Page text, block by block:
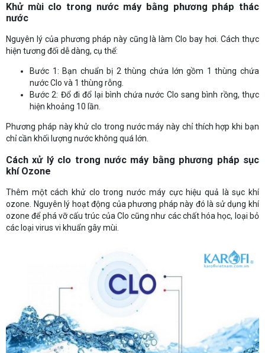
Khử mùi clo trong nước máy bằng phương pháp thác
nước
Nguyên lý của phương pháp này cũng là làm Clo bay hơi. Cách thực
hiện tương đối dễ dàng, cụ thể:
Bước 1: Bạn chuẩn bị 2 thùng chứa lớn gồm 1 thùng chứa
nước Clo và 1 thùng rỗng.
Bước 2: Đổ đi đổ lại bình chứa nước Clo sang bình rồng, thực
hiện khoảng 10 lần.
Phương pháp này khử clo trong nước máy này chỉ thích hợp khi bạn
chỉ cần khối lượng nước không quá lớn.
Cách xử lý clo trong nước máy bằng phương pháp sục
khí Ozone
Thêm một cách khử clo trong nước máy cực hiệu quả là sục khí
ozone. Nguyên lý hoạt động của phương pháp này đó là sử dụng khí
ozone để phá vỡ cấu trúc của Clo cũng như các chất hóa học, loại bỏ
các loại virus vi khuẩn gây mùi.